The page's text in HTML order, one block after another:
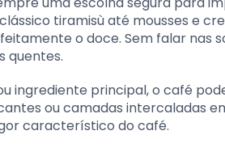
tiramisù até mousses e
o doce. Sem falar nas
quentes.
ingrediente principal, o café
ou camadas intercaladas
característico do café.